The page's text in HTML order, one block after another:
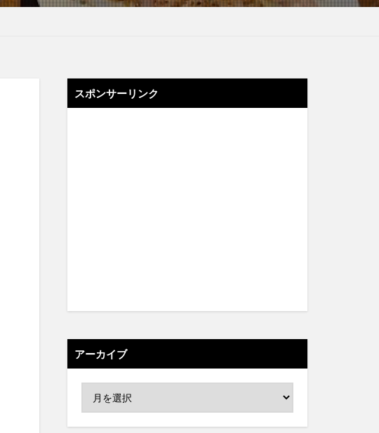
スポンサーリンク
アーカイブ